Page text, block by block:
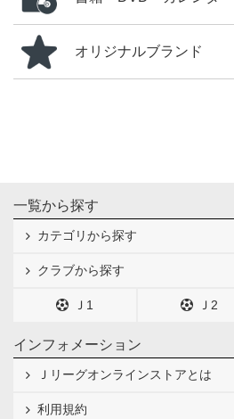
オリジナルブランド
一覧から探す
カテゴリから探す
クラブから探す
Ｊ1 Ｊ2
インフォメーション
Ｊリーグオンラインストアとは
利用規約